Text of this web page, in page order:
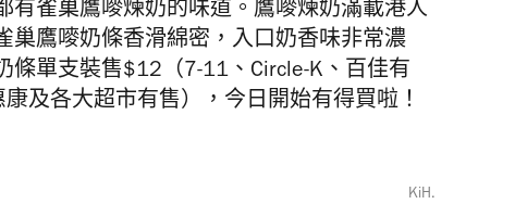
有雀巢鷹嘜煉奶的味道。鷹嘜煉奶滿載港人
巢鷹嘜奶條香滑綿密，入口奶香味非常濃
單支裝售$12（7-11、Circle-K、百佳有
及各大超市有售），今日開始有得買啦！
KiH.